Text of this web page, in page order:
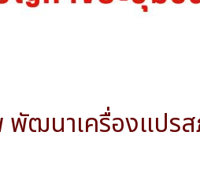
พัฒนาเครื่องแปร